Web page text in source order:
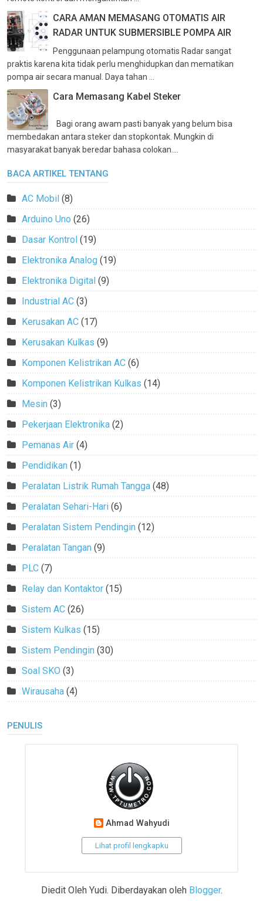
CARA AMAN MEMASANG OTOMATIS AIR
RADAR UNTUK SUBMERSIBLE POMPA AIR
Penggunaan pelampung otomatis Radar sangat
praktis karena kita tidak perlu menghidupkan dan mematikan
pompa air secara manual. Daya tahan ...
Cara Memasang Kabel Steker
Bagi orang awam pasti banyak yang belum bisa
membedakan antara steker dan stopkontak. Mungkin di
masyarakat banyak beredar bahasa colokan....
BACA ARTIKEL TENTANG
AC Mobil (8)
Arduino Uno (26)
Dasar Kontrol (19)
Elektronika Analog (19)
Elektronika Digital (9)
Industrial AC (3)
Kerusakan AC (17)
Kerusakan Kulkas (9)
Komponen Kelistrikan AC (6)
Komponen Kelistrikan Kulkas (14)
Mesin (3)
Pekerjaan Elektronika (2)
Pemanas Air (4)
Pendidikan (1)
Peralatan Listrik Rumah Tangga (48)
Peralatan Sehari-Hari (6)
Peralatan Sistem Pendingin (12)
Peralatan Tangan (9)
PLC (7)
Relay dan Kontaktor (15)
Sistem AC (26)
Sistem Kulkas (15)
Sistem Pendingin (30)
Soal SKO (3)
Wirausaha (4)
PENULIS
Ahmad Wahyudi
Lihat profil lengkapku
Diedit Oleh Yudi. Diberdayakan oleh Blogger.